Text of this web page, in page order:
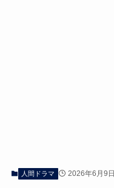
人間ドラマ 2026年6月9日